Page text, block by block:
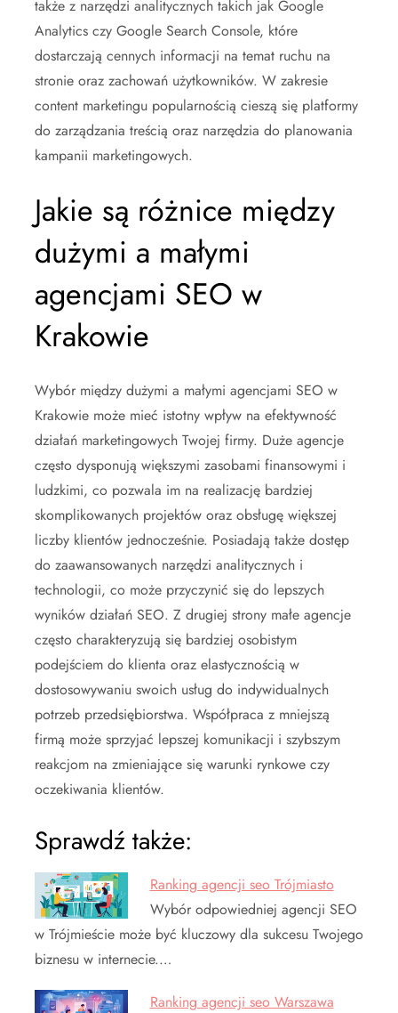
także z narzędzi analitycznych takich jak Google
Analytics czy Google Search Console, które
dostarczają cennych informacji na temat ruchu na
stronie oraz zachowań użytkowników. W zakresie
content marketingu popularnością cieszą się platformy
do zarządzania treścią oraz narzędzia do planowania
kampanii marketingowych.
Jakie są różnice między
dużymi a małymi
agencjami SEO w
Krakowie
Wybór między dużymi a małymi agencjami SEO w
Krakowie może mieć istotny wpływ na efektywność
działań marketingowych Twojej firmy. Duże agencje
często dysponują większymi zasobami finansowymi i
ludzkimi, co pozwala im na realizację bardziej
skomplikowanych projektów oraz obsługę większej
liczby klientów jednocześnie. Posiadają także dostęp
do zaawansowanych narzędzi analitycznych i
technologii, co może przyczynić się do lepszych
wyników działań SEO. Z drugiej strony małe agencje
często charakteryzują się bardziej osobistym
podejściem do klienta oraz elastycznością w
dostosowywaniu swoich usług do indywidualnych
potrzeb przedsiębiorstwa. Współpraca z mniejszą
firmą może sprzyjać lepszej komunikacji i szybszym
reakcjom na zmieniające się warunki rynkowe czy
oczekiwania klientów.
Sprawdź także:
Ranking agencji seo Trójmiasto
Wybór odpowiedniej agencji SEO
w Trójmieście może być kluczowy dla sukcesu Twojego
biznesu w internecie.…
Ranking agencji seo Warszawa